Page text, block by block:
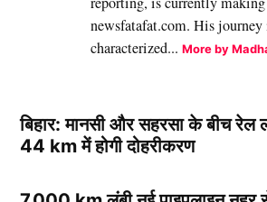
newsfatafat.com. His
characterized...More by
बिहार: मानसी और सहरसा के बीच रेल
44 km में होगी दोहरीकरण